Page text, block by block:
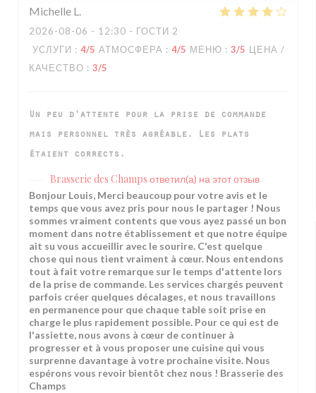
Michelle L
2026-08-06 - 12:30 - ГОСТИ 2
УСЛУГИ : 4/5 АТМОСФЕРА : 4/5 МЕНЮ : 3/5 ЦЕНА /
КАЧЕСТВО : 3/5
Un peu d'attente pour la prise de commande
mais personnel très agréable. Les plats
étaient corrects.
Brasserie des Champs ответил(а) на этот отзыв
Bonjour Louis, Merci beaucoup pour votre avis et le
temps que vous avez pris pour nous le partager ! Nous
sommes vraiment contents que vous ayez passé un bon
moment dans notre établissement et que notre équipe
ait su vous accueillir avec le sourire. C'est quelque
chose qui nous tient vraiment à cœur. Nous entendons
tout à fait votre remarque sur le temps d'attente lors
de la prise de commande. Les services chargés peuvent
parfois créer quelques décalages, et nous travaillons
en permanence pour que chaque table soit prise en
charge le plus rapidement possible. Pour ce qui est de
l'assiette, nous avons à cœur de continuer à
progresser et à vous proposer une cuisine qui vous
surprenne davantage à votre prochaine visite. Nous
espérons vous revoir bientôt chez nous ! Brasserie des
Champs